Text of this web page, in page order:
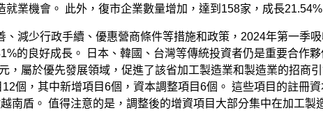
業機會。 此外，復市企業數量增加，達到158家，成長
減少行政手續、優惠營商條件等措施和政策，2024年第一季
的良好成長。 日本、韓國、台灣等傳統投資者仍是重要合作
，屬於優先發展領域，促進了該省加工製造業和製造業的招商
個，其中新增項目6個，資本調整項目6個。 這些項目的註冊
南盾。 值得注意的是，調整後的增資項目大部分集中在加工製